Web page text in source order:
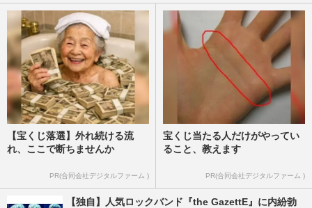
【宝くじ落選】外れ続ける流
れ、ここで断ちませんか
PR(合同会社デジタルファーム )
宝くじ当たる人だけがやってい
ること、教えます
PR(合同会社デジタルファーム )
【独自】人気ロックバンド『the GazettE』に内紛勃